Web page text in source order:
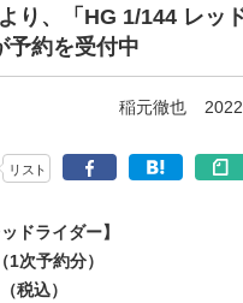
り、「HG 1/144 レッ
予約を受付中
稲元徹也
リスト
ドライダー】
次予約分）
税込）